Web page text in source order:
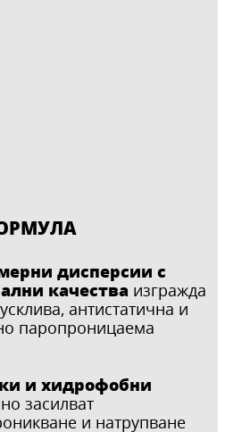
дисперсии с
качества изгражда
антистатична и
паропроницаема
и хидрофобни
засилват
и натрупване